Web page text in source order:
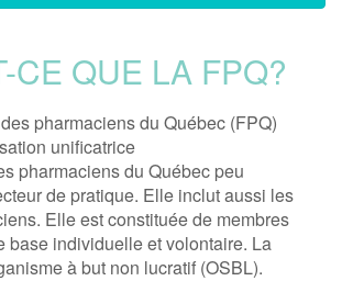
CE QUE LA FPQ?
pharmaciens du Québec (FPQ)
unificatrice
pharmaciens du Québec peu
de pratique. Elle inclut aussi les
Elle est constituée de membres
base individuelle et volontaire. La
à but non lucratif (OSBL).